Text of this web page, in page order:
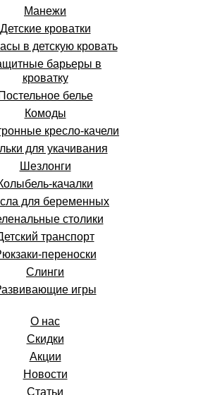
Манежи
Детские кроватки
в детскую кровать
барьеры в
кроватку
Постельное белье
Комоды
кресло-качели
для укачивания
Шезлонги
качалки
для беременных
столики
транспорт
переноски
Слинги
игры
О нас
Скидки
Акции
Новости
Статьи